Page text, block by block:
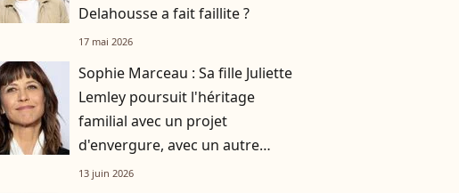
Delahousse a fait faillite ?
17 mai 2026
Sophie Marceau : Sa fille Juliette
Lemley poursuit l'héritage
familial avec un projet
d'envergure, avec un autre
enfant du sérail
13 juin 2026